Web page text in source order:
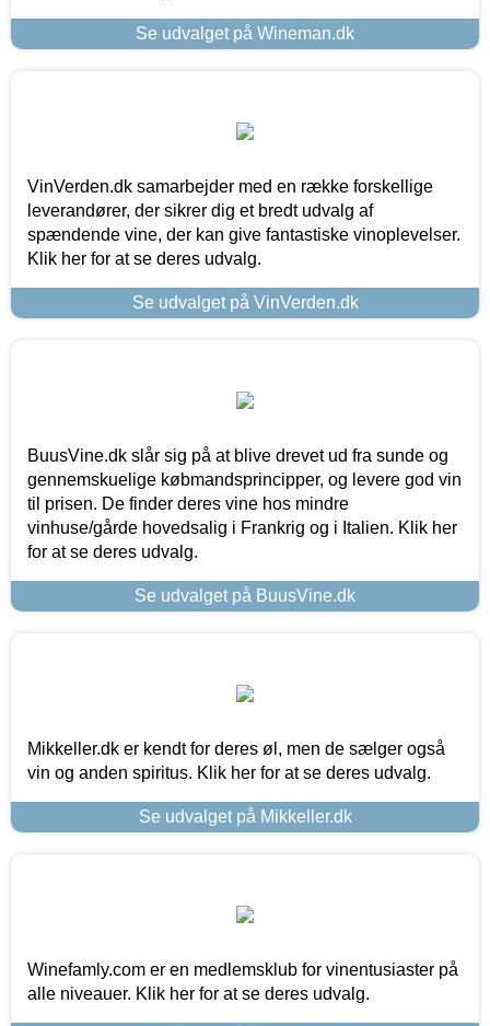
Se udvalget på Wineman.dk
VinVerden.dk samarbejder med en række forskellige
leverandører, der sikrer dig et bredt udvalg af
spændende vine, der kan give fantastiske vinoplevelser.
Klik her for at se deres udvalg.
Se udvalget på VinVerden.dk
BuusVine.dk slår sig på at blive drevet ud fra sunde og
gennemskuelige købmandsprincipper, og levere god vin
til prisen. De finder deres vine hos mindre
vinhuse/gårde hovedsalig i Frankrig og i Italien. Klik her
for at se deres udvalg.
Se udvalget på BuusVine.dk
Mikkeller.dk er kendt for deres øl, men de sælger også
vin og anden spiritus. Klik her for at se deres udvalg.
Se udvalget på Mikkeller.dk
Winefamly.com er en medlemsklub for vinentusiaster på
alle niveauer. Klik her for at se deres udvalg.